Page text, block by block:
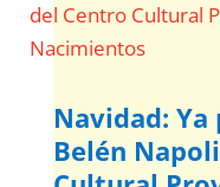
Navidad:
Belén